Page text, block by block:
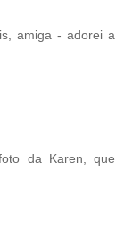
amiga - adorei a
da Karen, que